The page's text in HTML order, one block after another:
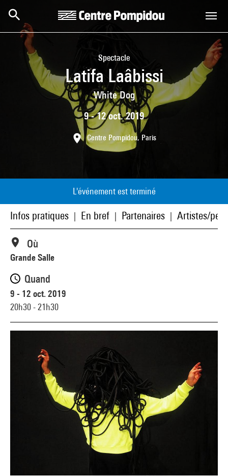
Spectacle
Latifa Laâbissi
White Dog
9 - 12 oct. 2019
Centre Pompidou, Paris
L'événement est terminé
Infos pratiques En bref Partenaires Artistes/
Où
Grande Salle
Quand
9 - 12 oct. 2019
20h30 - 21h30